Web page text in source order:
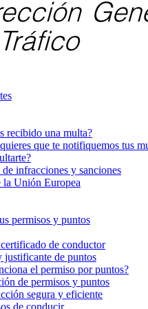
recibido una multa?
que te notifiquemos tus
infracciones y sanciones
la Unión Europea
permisos y puntos
de conductor
justificante de puntos
el permiso por puntos?
de permisos y puntos
segura y eficiente